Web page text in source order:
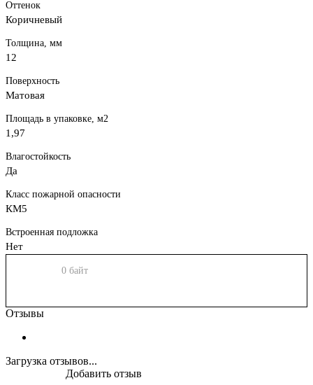
Оттенок
Коричневый
Толщина, мм
12
Поверхность
Матовая
Площадь в упаковке, м2
1,97
Влагостойкость
Да
Класс пожарной опасности
КМ5
Встроенная подложка
Нет
0 байт
Отзывы
Загрузка отзывов...
Добавить отзыв